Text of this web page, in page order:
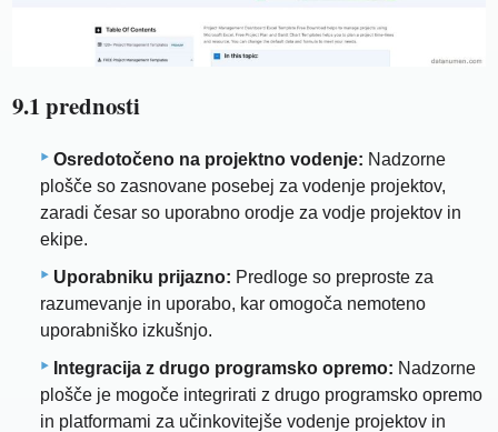
9.1 prednosti
Osredotočeno na projektno vodenje: Nadzorne
plošče so zasnovane posebej za vodenje projektov,
zaradi česar so uporabno orodje za vodje projektov in
ekipe.
Uporabniku prijazno: Predloge so preproste za
razumevanje in uporabo, kar omogoča nemoteno
uporabniško izkušnjo.
Integracija z drugo programsko opremo: Nadzorne
plošče je mogoče integrirati z drugo programsko opremo
in platformami za učinkovitejše vodenje projektov in